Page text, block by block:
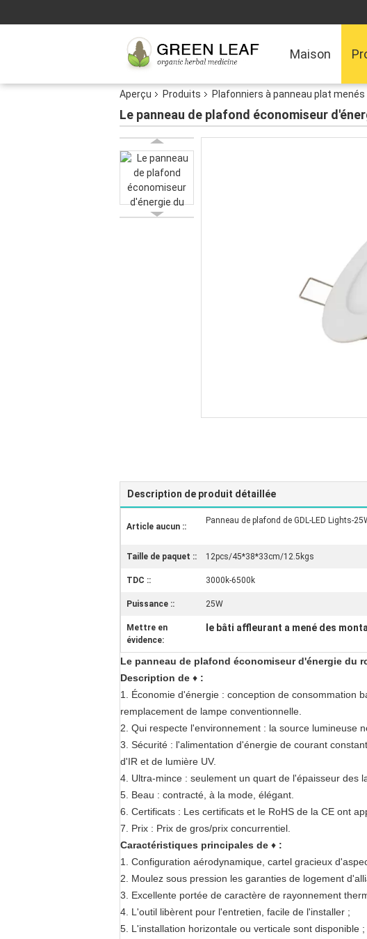
Maison
Aperçu Produits Plafonniers à panneau plat menés
Le panneau de plafond économiseur
Description de produit détaillée
Article aucun ::
Panneau de plafond de GDL-LED Lights-
Taille de paquet :: 12pcs/45*38*33cm/12.5kgs
TDC :: 3000k-6500k
Puissance :: 25W
Mettre en
évidence:
le bâti affleurant a mené des
Le panneau de plafond économiseur d'énergie du
Description de ♦ :
1. Économie d'énergie : conception de consommation
remplacement de lampe conventionnelle.
2. Qui respecte l'environnement : la source lumineuse
3. Sécurité : l'alimentation d'énergie de courant
d'IR et de lumière UV.
4. Ultra-mince : seulement un quart de l'épaisseur des
5. Beau : contracté, à la mode, élégant.
6. Certificats : Les certificats et le RoHS de la CE ont
7. Prix : Prix de gros/prix concurrentiel.
Caractéristiques principales de ♦ :
1. Configuration aérodynamique, cartel gracieux
2. Moulez sous pression les garanties de logement
3. Excellente portée de caractère de rayonnement
4. L'outil libèrent pour l'entretien, facile de l'installer ;
5. L'installation horizontale ou verticale sont disponible ;